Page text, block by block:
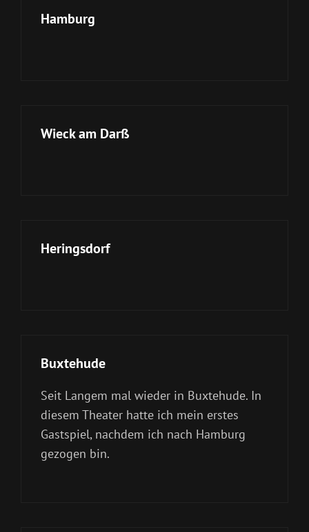
Hamburg
Wieck am Darß
Heringsdorf
Buxtehude
Seit Langem mal wieder in Buxtehude. In
diesem Theater hatte ich mein erstes
Gastspiel, nachdem ich nach Hamburg
gezogen bin.